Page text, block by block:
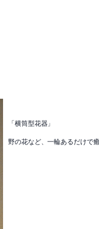
「横筒型花器」
野の花など、一輪あるだけで癒